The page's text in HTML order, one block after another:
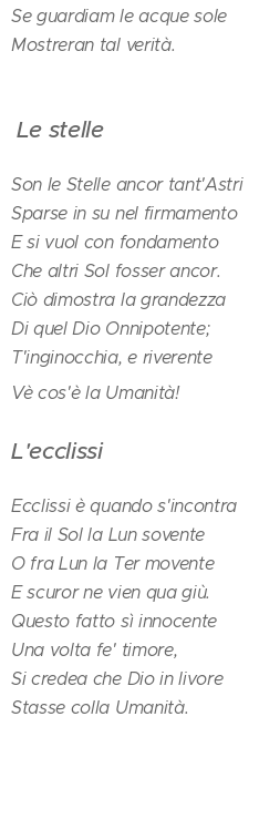
Se guardiam le acque sole
Mostreran tal verità.
Le stelle
Son le Stelle ancor tant'Astri
Sparse in su nel firmamento
E si vuol con fondamento
Che altri Sol fosser ancor.
Ciò dimostra la grandezza
Di quel Dio Onnipotente;
T'inginocchia, e riverente
Vè cos'è la Umanità!
L'ecclissi
Ecclissi è quando s'incontra
Fra il Sol la Lun sovente
O fra Lun la Ter movente
E scuror ne vien qua giù.
Questo fatto sì innocente
Una volta fe' timore,
Si credea che Dio in livore
Stasse colla Umanità.